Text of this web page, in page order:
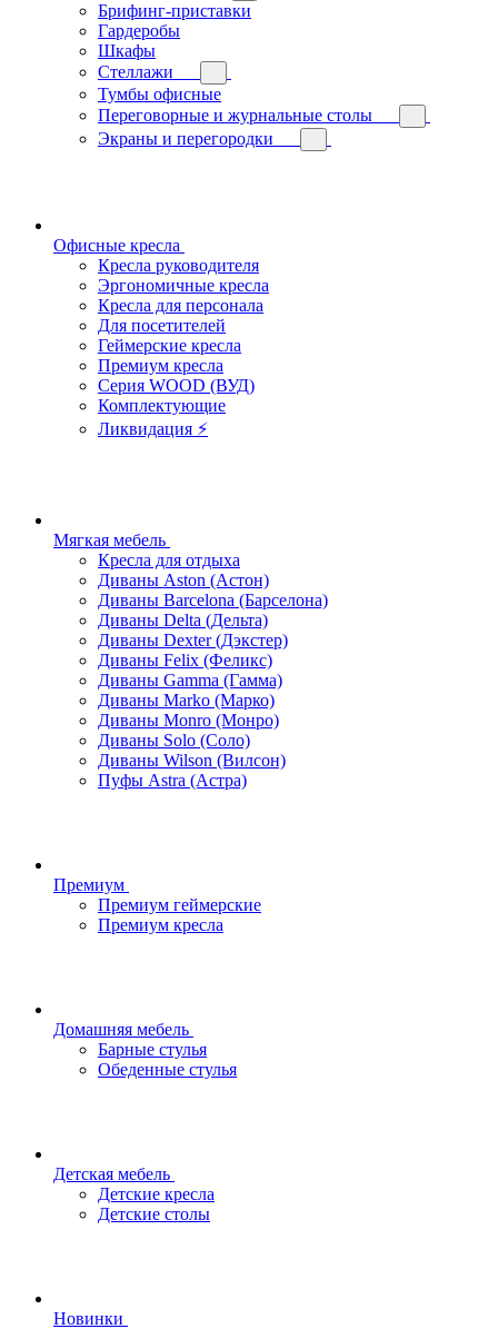
Брифинг-приставки
Гардеробы
Шкафы
Стеллажи
Тумбы офисные
Переговорные и журнальные столы
Экраны и перегородки
Офисные кресла
Кресла руководителя
Эргономичные кресла
Кресла для персонала
Для посетителей
Геймерские кресла
Премиум кресла
Серия WOOD (ВУД)
Комплектующие
Ликвидация ⚡
Мягкая мебель
Кресла для отдыха
Диваны Aston (Астон)
Диваны Barcelona (Барселона)
Диваны Delta (Дельта)
Диваны Dexter (Дэкстер)
Диваны Felix (Феликс)
Диваны Gamma (Гамма)
Диваны Marko (Марко)
Диваны Monro (Монро)
Диваны Solo (Соло)
Диваны Wilson (Вилсон)
Пуфы Astra (Астра)
Премиум
Премиум геймерские
Премиум кресла
Домашняя мебель
Барные стулья
Обеденные стулья
Детская мебель
Детские кресла
Детские столы
Новинки